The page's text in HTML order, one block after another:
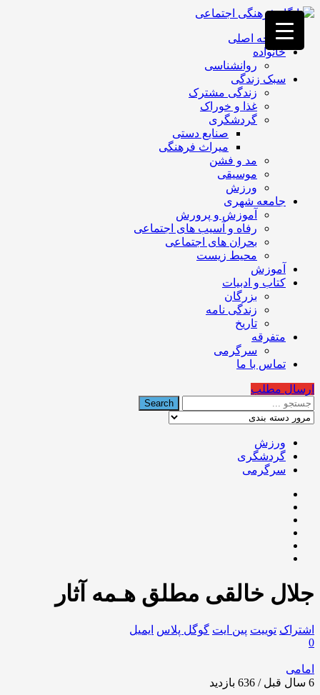
فصد
خون
غرب
تهران
خشکشویی
تصفیه
تهران
صفحه اصلی
خانواده
روانشناسی
سبک زندگی
زندگی مشترک
غذا و خوراک
گردشگری
صنایع دستی
میراث فرهنگی
مد و فشن
موسیقی
ورزش
جامعه شهری
آموزش و پرورش
رفاه و آسیب های اجتماعی
بحران های اجتماعی
محیط زیست
آموزش
کتاب و ادبیات
بزرگان
زندگی نامه
تاریخ
متفرقه
سرگرمی
تماس با ما
ارسال مطلب
ورزش
گردشگری
سرگرمی
جلال خالقی مطلق هـمه آثار
اشتراک توییت پین ایت گوگل‌ پلاس ایمیل
0
امامی
6 سال قبل / 636
بازدید